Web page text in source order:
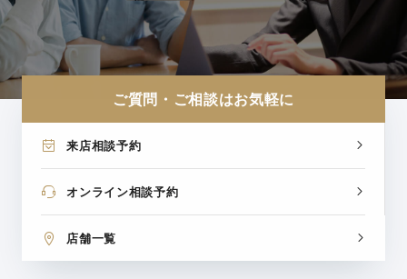
ご質問・ご相談はお気軽に
来店相談予約
オンライン相談予約
店舗一覧